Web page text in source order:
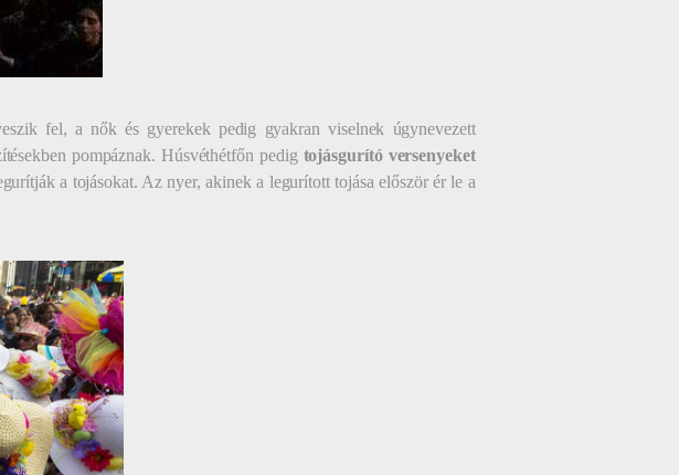
fel, a nők és gyerekek pedig gyakran viselnek úgynevezett
pompáznak. Húsvéthétfőn pedig tojásgurító versenyeket
a tojásokat. Az nyer, akinek a legurított tojása először ér le a